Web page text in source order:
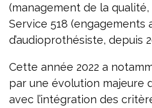
(management de la
Service 518 (engagements
d’audioprothésiste, depuis
Cette année 2022 a
par une évolution majeure
avec l’intégration des